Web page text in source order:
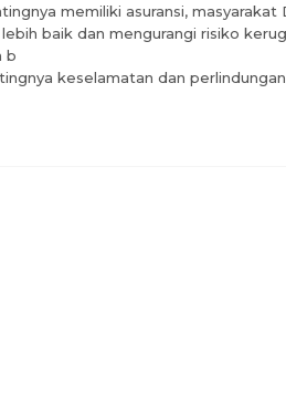
memiliki asuransi, masyarakat
baik dan mengurangi risiko
b
keselamatan dan